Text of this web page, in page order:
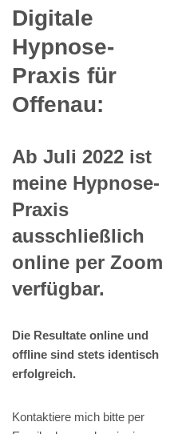
Digitale
Hypnose-
Praxis für
Offenau:
Ab Juli 2022 ist
meine Hypnose-
Praxis
ausschließlich
online per Zoom
verfügbar.
Die Resultate online und
offline sind stets identisch
erfolgreich.
Kontaktiere mich bitte per